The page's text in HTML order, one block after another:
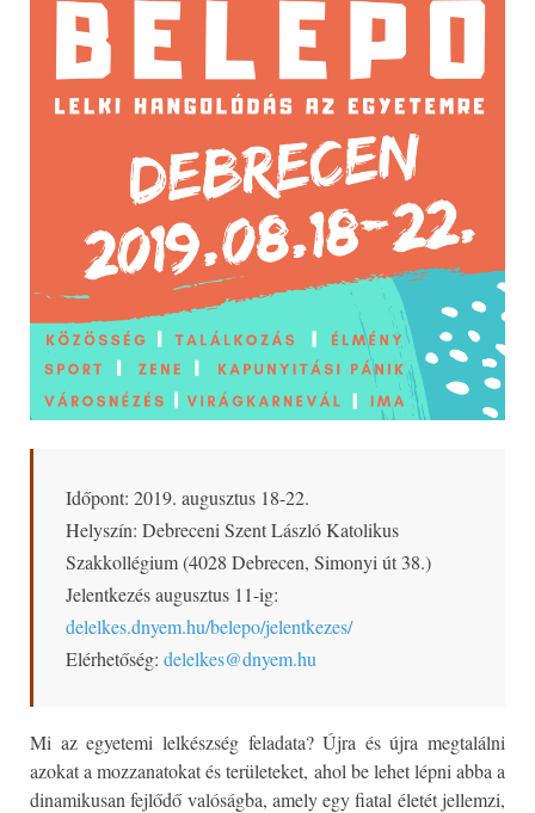
Időpont: 2019. augusztus 18-22.
Helyszín: Debreceni Szent László Katolikus
Szakkollégium (4028 Debrecen, Simonyi út 38.)
Jelentkezés augusztus 11-ig:
delelkes.dnyem.hu/belepo/jelentkezes/
Elérhetőség: delelkes@dnyem.hu
Mi az egyetemi lelkészség feladata? Újra és újra megtalálni
azokat a mozzanatokat és területeket, ahol be lehet lépni abba a
dinamikusan fejlődő valóságba, amely egy fiatal életét jellemzi,